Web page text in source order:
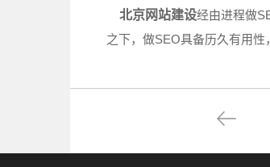
北京网站建设经由进程做
之下，做SEO具备历久有用性